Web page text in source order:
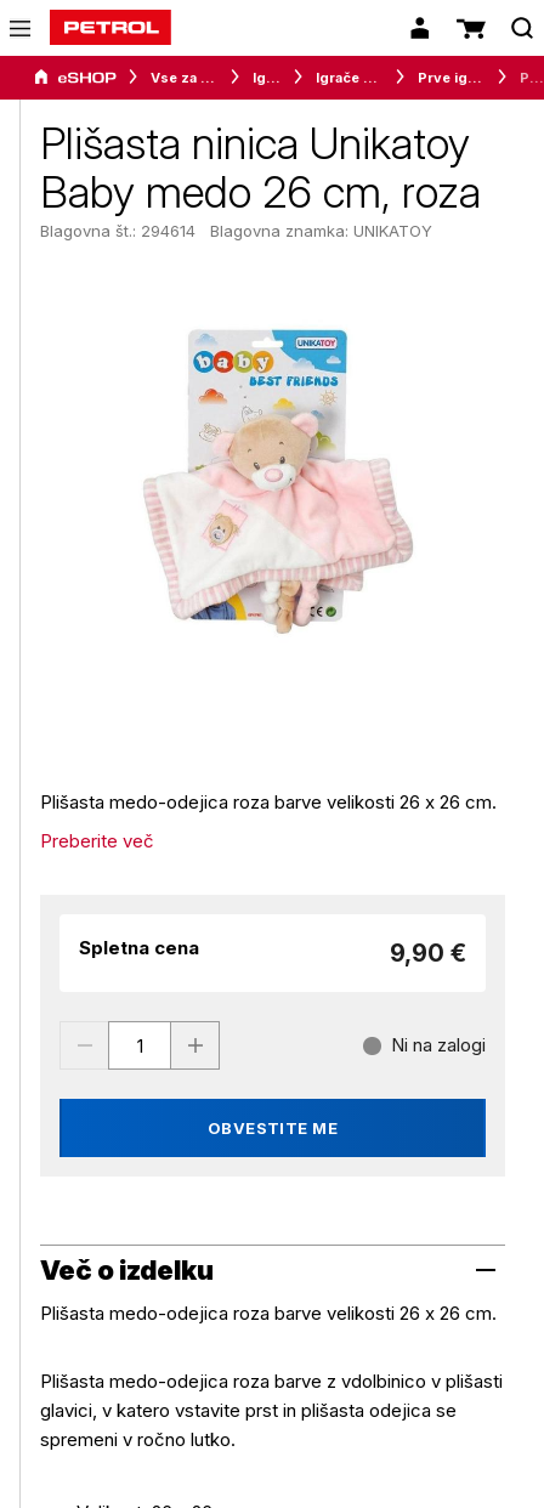
Vse za otroke Igrače Igrače za najmlajše Prve igračke
Plišasta ninica Unikatoy
Baby medo 26 cm, roza
Blagovna št.: 294614 Blagovna znamka: UNIKATOY
Plišasta medo-odejica roza barve velikosti 26 x 26 cm.
Preberite več
Spletna cena 9,90 €
OBVESTITE ME
Ni na zalogi
Več o izdelku
Več o izdelku
Plišasta medo-odejica roza barve velikosti 26 x 26 cm.
Plišasta medo-odejica roza barve z vdolbinico v plišasti
glavici, v katero vstavite prst in plišasta odejica se
spremeni v ročno lutko.